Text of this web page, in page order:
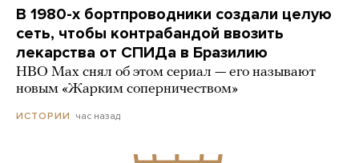
В 1980-х бортпроводники создали целую
сеть, чтобы контрабандой ввозить
лекарства от СПИДа в Бразилию
HBO Max снял об этом сериал — его называют
новым «Жарким соперничеством»
ИСТОРИИ час назад